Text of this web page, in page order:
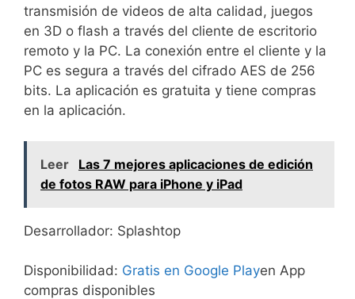
transmisión de videos de alta calidad, juegos
en 3D o flash a través del cliente de escritorio
remoto y la PC. La conexión entre el cliente y la
PC es segura a través del cifrado AES de 256
bits. La aplicación es gratuita y tiene compras
en la aplicación.
Leer
Las 7 mejores aplicaciones de edición
de fotos RAW para iPhone y iPad
Desarrollador: Splashtop
Disponibilidad: Gratis en Google Playen App
compras disponibles